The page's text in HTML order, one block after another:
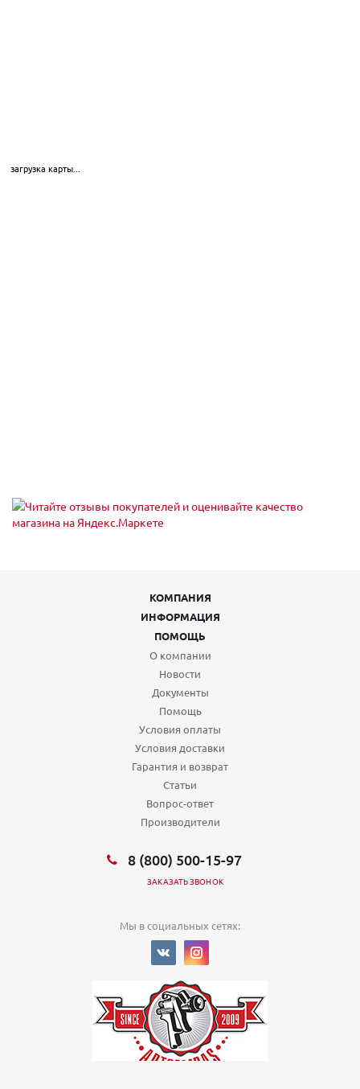
загрузка карты...
КОМПАНИЯ
ИНФОРМАЦИЯ
ПОМОЩЬ
О компании
Новости
Документы
Помощь
Условия оплаты
Условия доставки
Гарантия и возврат
Статьи
Вопрос-ответ
Производители
8 (800) 500-15-97
ЗАКАЗАТЬ ЗВОНОК
Мы в социальных сетях: